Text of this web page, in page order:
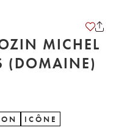
MICHEL
(DOMAINE)
ICÔNE